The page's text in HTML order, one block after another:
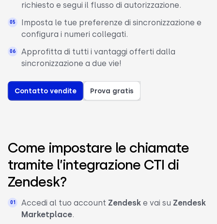
richiesto e segui il flusso di autorizzazione.
Imposta le tue preferenze di sincronizzazione e
configura i numeri collegati.
Approfitta di tutti i vantaggi offerti dalla
sincronizzazione a due vie!
Contatto vendite Prova gratis
Come impostare le chiamate
tramite l’integrazione CTI di
Zendesk?
Accedi al tuo account Zendesk e vai su Zendesk
Marketplace.